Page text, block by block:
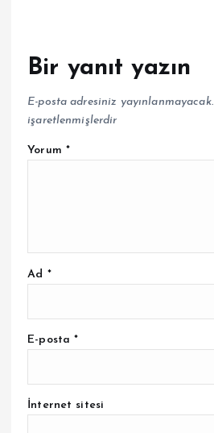
Bir yanıt yazın
E-posta adresiniz yayınlanmayacak.
işaretlenmişlerdir
Yorum *
Ad *
E-posta*
İnternet sitesi